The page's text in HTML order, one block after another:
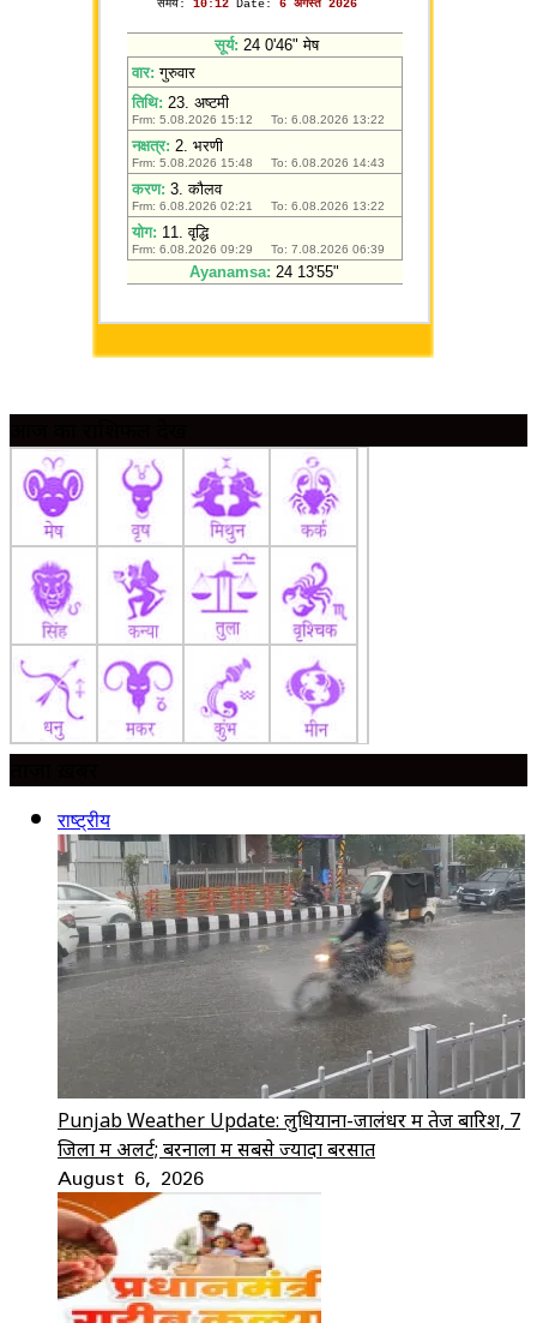
राष्ट्रीय
Punjab Weather Update: लुधियाना-जालंधर में तेज बारिश, 7
जिलों में अलर्ट; बरनाला में सबसे ज्यादा बरसात
August 6, 2026